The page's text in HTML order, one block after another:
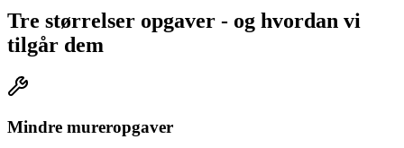
Tre størrelser opgaver - og hvordan vi
tilgår dem
Mindre mureropgaver